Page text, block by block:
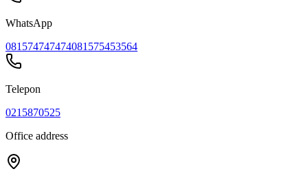
WhatsApp
081574747474081575453564
Telepon
0215870525
Office address